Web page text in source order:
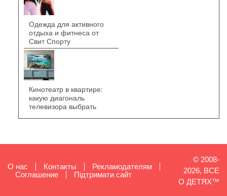
Одежда для активного
отдыха и фитнеса от
Свит Спорту
Кинотеатр в квартире:
какую диагональ
телевизора выбрать
О нас Контакты
Рекламодателям
Cоглашение
Підтримати сайт
© 2008-
2026, ВСЕ
О ДЕТЯХ™